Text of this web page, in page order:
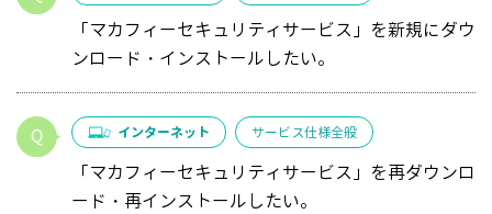
「マカフィーセキュリティサービス」を新規にダウ
ンロード・インストールしたい。
インターネット サービス仕様全般
「マカフィーセキュリティサービス」を再ダウンロ
ード・再インストールしたい。